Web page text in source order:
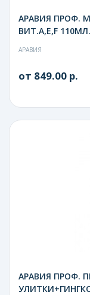
АРАВИЯ ПРОФ.
ВИТ.А,Е,F 110МЛ.
АРАВИЯ
от 849.00 р.
АРАВИЯ ПРОФ.